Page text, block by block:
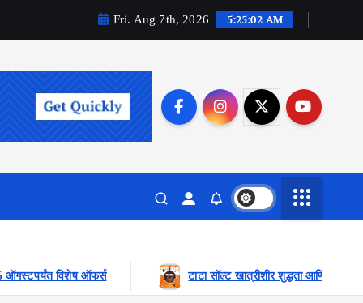
Fri. Aug 7th, 2026 5:25:03 AM
सॉल्ट खात्रीशीर शुद्धता आणि गुणवत्ता मानकांसह आयोडीन पोषणामध्ये अग्रस्थानी